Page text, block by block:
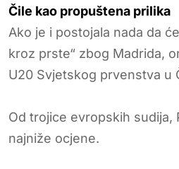
Čile kao propuštena prilika
Ako je i postojala nada da
kroz prste“ zbog Madrida,
U20 Svjetskog prvenstva u
Od trojice evropskih sudija,
najniže ocjene.